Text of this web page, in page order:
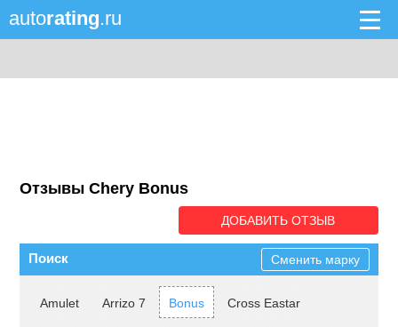
autorating.ru
Отзывы Chery Bonus
ДОБАВИТЬ ОТЗЫВ
Поиск Сменить марку
Amulet Arrizo 7 Bonus Cross Eastar